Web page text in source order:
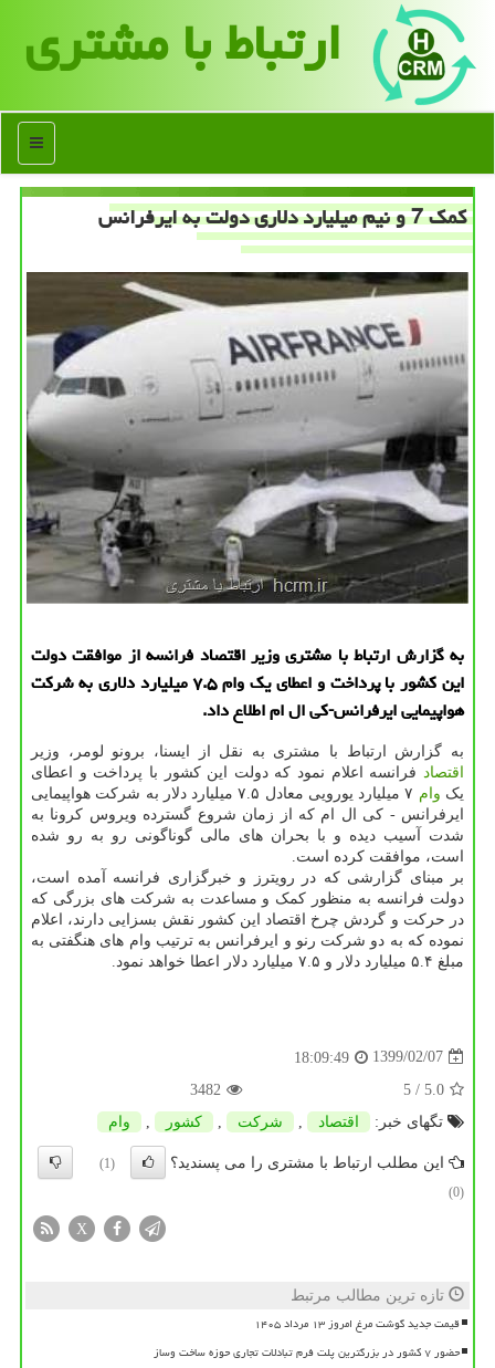
ارتباط با مشتری
منو
كمك 7 و نیم میلیارد دلاری دولت به ایرفرانس
به گزارش ارتباط با مشتری وزیر اقتصاد فرانسه از موافقت دولت
این كشور با پرداخت و اعطای یك وام ۷.۵ میلیارد دلاری به شركت
هواپیمایی ایرفرانس-كی ال ام اطلاع داد.
به گزارش ارتباط با مشتری به نقل از ایسنا، برونو لومر، وزیر
اقتصاد فرانسه اعلام نمود که دولت این کشور با پرداخت و اعطای
یک وام
۷ میلیارد یورویی معادل ۷.۵ میلیارد دلار به شرکت هواپیمایی
ایرفرانس - کی ال ام که از زمان شروع گسترده ویروس کرونا به
شدت آسیب دیده و با بحران های مالی گوناگونی رو به رو شده
است، موافقت کرده است.
بر مبنای گزارشی که در رویترز و خبرگزاری فرانسه آمده است،
دولت فرانسه به منظور کمک و مساعدت به شرکت های بزرگی که
در حرکت و گردش چرخ اقتصاد این کشور نقش بسزایی دارند، اعلام
نموده که به دو شرکت رنو و ایرفرانس به ترتیب وام های هنگفتی به
مبلغ ۵.۴ میلیارد دلار و ۷.۵ میلیارد دلار اعطا خواهد نمود.
1399/02/07
18:09:49
5.0
/ 5
3482
تگهای خبر:
اقتصاد , شركت , كشور , وام
این مطلب ارتباط با مشتری را می پسندید؟
(1)
(0)
X
تازه ترین مطالب مرتبط
قیمت جدید گوشت مرغ امروز ۱۳ مرداد ۱۴۰۵
حضور ۷ کشور در بزرگترین پلت فرم تبادلات تجاری حوزه ساخت وساز